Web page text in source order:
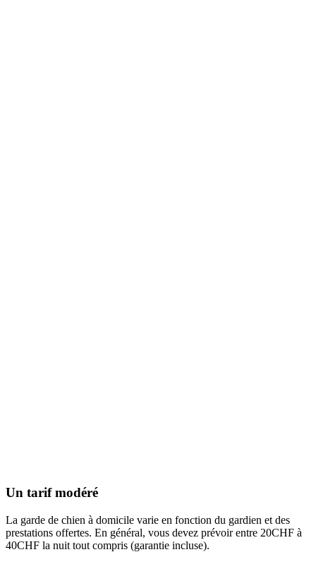
Un tarif modéré
La garde de chien à domicile varie en fonction du gardien et des
prestations offertes. En général, vous devez prévoir entre 20CHF à
40CHF la nuit tout compris (garantie incluse).